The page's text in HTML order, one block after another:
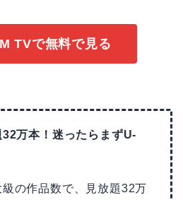
TVで無料で見る
万本！迷ったらまずU-
の作品数で、見放題32万